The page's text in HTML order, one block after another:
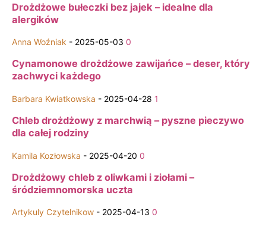
Drożdżowe bułeczki bez jajek – idealne dla
alergików
Anna Woźniak - 2025-05-03 0
Cynamonowe drożdżowe zawijańce – deser, który
zachwyci każdego
Barbara Kwiatkowska - 2025-04-28 1
Chleb drożdżowy z marchwią – pyszne pieczywo
dla całej rodziny
Kamila Kozłowska - 2025-04-20 0
Drożdżowy chleb z oliwkami i ziołami –
śródziemnomorska uczta
Artykuly Czytelnikow - 2025-04-13 0